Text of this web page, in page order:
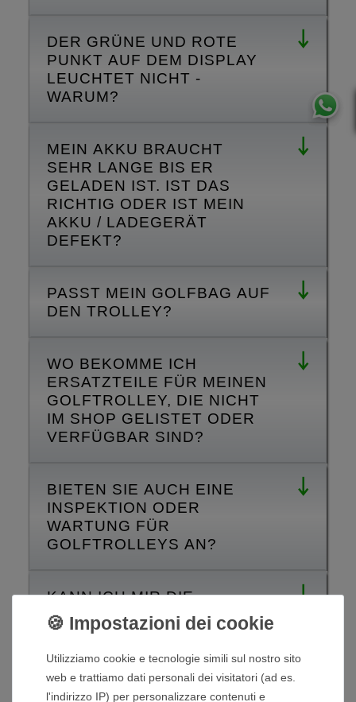
DER GRÜNE UND ROTE
PUNKT AUF DEM DISPLAY
LEUCHTET NICHT -
WARUM?
MEIN AKKU BRAUCHT
SEHR LANGE BIS ER
GELADEN IST. IST DAS
RICHTIG ODER IST MEIN
AKKU / LADEGERÄT
DEFEKT?
PASST MEIN GOLFBAG AUF
DEN TROLLEY?
WO BEKOMME ICH
ERSATZTEILE FÜR MEINEN
GOLFTROLLEY, DIE NICHT
IM SHOP GELISTET ODER
VERFÜGBAR SIND?
BIETEN SIE AUCH EINE
INSPEKTION ODER
WARTUNG FÜR
GOLFTROLLEYS AN?
KANN ICH MIR DIE
GOLFTROLLEYS VON
BEEGON GOLF
ANSCHAUEN ODER PROBE
FAHREN?
Utilizziamo cookie e tecnologie simili sul nostro sito
web e trattiamo dati personali dei visitatori (ad es.
l'indirizzo IP) per personalizzare contenuti e